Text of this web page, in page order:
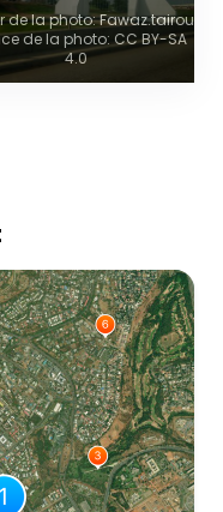
de la photo: Fawaz.tairou
de la photo: CC BY-SA
4.0